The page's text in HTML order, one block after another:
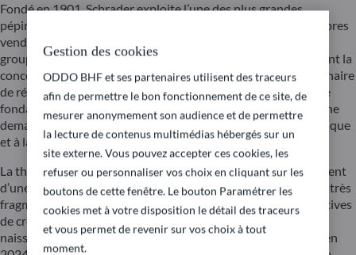
Fondé en 1901, Schrader exploite l’une des plus grandes
pépinières forestières d’Europe, avec plus de 20 millions d’arbres
vendus par an. En complément de son activité historique, le
groupe a développé une offre intégrée de paysagisme couvrant la
conception, la réalisation et l’entretien d’espaces verts. Partenaire
de référence d’acteurs publics et privés, Schrader bénéficie de
fondamentaux solides et d’un marché porteur soutenu par une
demande structurelle liée notamment au changement climatique
et à la végétalisation des zones urbaines.
La thèse d’investissement est structurée autour du déploiement
d’une stratégie de buy-and-build dans le paysagisme. Encore très
fragmenté, le marché allemand offre des opportunités attractives
de croissance externe dans un contexte de consolidation
naissante. Pour Schrader, cette dynamique s’est concrétisée en
Gestion des cookies
ODDO BHF et ses partenaires utilisent des traceurs
afin de permettre le bon fonctionnement de ce site, de
mesurer anonymement son audience et de permettre
la lecture de contenus multimédias hébergés sur un
site externe. Vous pouvez accepter ces cookies, les
refuser ou personnaliser vos choix en cliquant sur les
boutons de cette fenêtre. Le bouton Paramétrer les
cookies met à votre disposition le détail des traceurs
et vous permet de revenir sur vos choix à tout
moment.